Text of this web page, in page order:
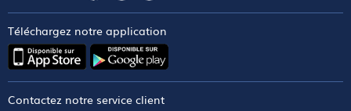
Téléchargez notre application
Contactez notre service client